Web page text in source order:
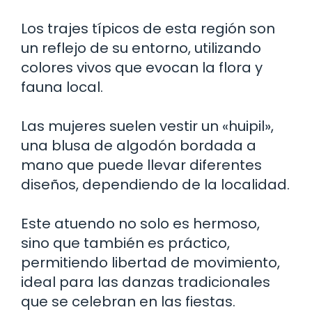
Los trajes típicos de esta región son
un reflejo de su entorno, utilizando
colores vivos que evocan la flora y
fauna local.
Las mujeres suelen vestir un «huipil»,
una blusa de algodón bordada a
mano que puede llevar diferentes
diseños, dependiendo de la localidad.
Este atuendo no solo es hermoso,
sino que también es práctico,
permitiendo libertad de movimiento,
ideal para las danzas tradicionales
que se celebran en las fiestas.